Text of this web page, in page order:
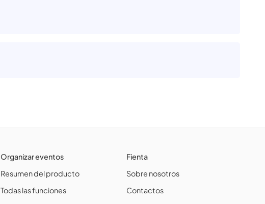
Organizar eventos
Resumen del producto
Todas las funciones
Fienta
Sobre nosotros
Contactos